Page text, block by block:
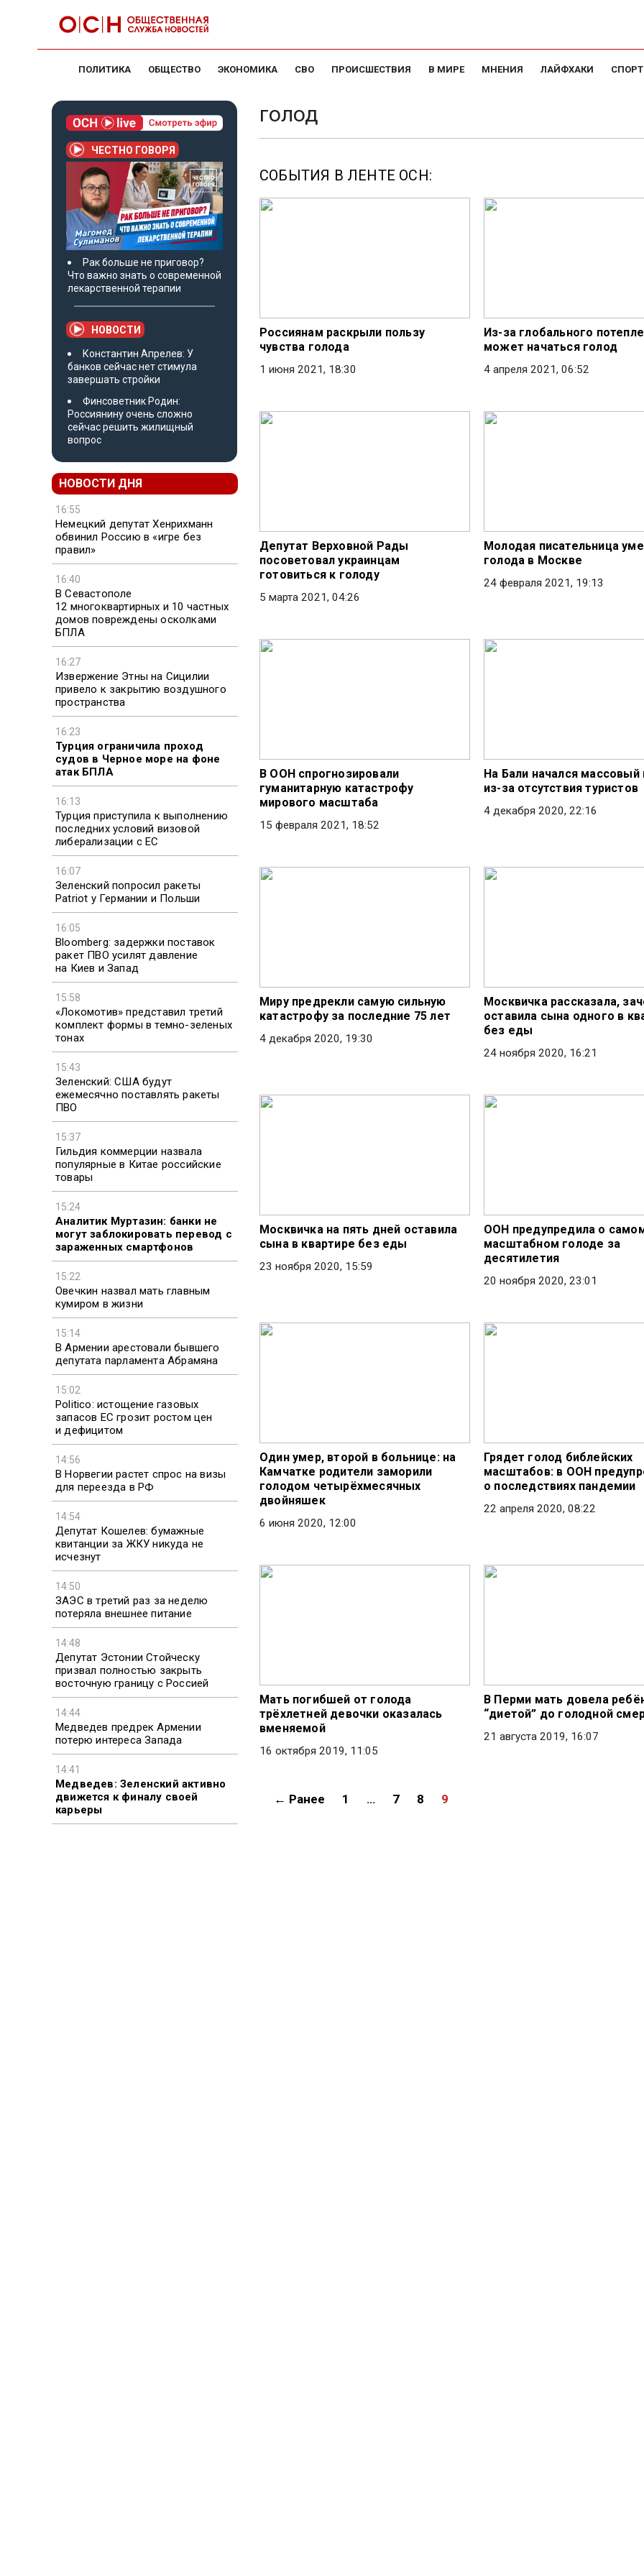
ПОЛИТИКА ОБЩЕСТВО ЭКОНОМИКА СВО ПРОИСШЕСТВИЯ В МИРЕ МНЕНИЯ ЛАЙФХАКИ СПОРТ
ЧЕСТНО ГОВОРЯ
Рак больше не приговор?
Что важно знать о современной
лекарственной терапии
НОВОСТИ
Константин Апрелев: У
банков сейчас нет стимула
завершать стройки
Финсоветник Родин:
Россиянину очень сложно
сейчас решить жилищный
вопрос
НОВОСТИ ДНЯ
16:55
Немецкий депутат Хенрихманн
обвинил Россию в «игре без
правил»
16:40
В Севастополе
12 многоквартирных и 10 частных
домов повреждены осколками
БПЛА
16:27
Извержение Этны на Сицилии
привело к закрытию воздушного
пространства
16:23
Турция ограничила проход
судов в Черное море на фоне
атак БПЛА
16:13
Турция приступила к выполнению
последних условий визовой
либерализации с ЕС
16:07
Зеленский попросил ракеты
Patriot у Германии и Польши
16:05
Bloomberg: задержки поставок
ракет ПВО усилят давление
на Киев и Запад
15:58
«Локомотив» представил третий
комплект формы в темно-зеленых
тонах
15:43
Зеленский: США будут
ежемесячно поставлять ракеты
ПВО
15:37
Гильдия коммерции назвала
популярные в Китае российские
товары
15:24
Аналитик Муртазин: банки не
могут заблокировать перевод с
зараженных смартфонов
15:22
Овечкин назвал мать главным
кумиром в жизни
15:14
В Армении арестовали бывшего
депутата парламента Абрамяна
15:02
Politico: истощение газовых
запасов ЕС грозит ростом цен
и дефицитом
14:56
В Норвегии растет спрос на визы
для переезда в РФ
14:54
Депутат Кошелев: бумажные
квитанции за ЖКУ никуда не
исчезнут
14:50
ЗАЭС в третий раз за неделю
потеряла внешнее питание
14:48
Депутат Эстонии Стойческу
призвал полностью закрыть
восточную границу с Россией
14:44
Медведев предрек Армении
потерю интереса Запада
14:41
Медведев: Зеленский активно
движется к финалу своей
карьеры
голод
СОБЫТИЯ В ЛЕНТЕ ОСН:
Россиянам раскрыли пользу
чувства голода
1 июня 2021, 18:30
Из-за глобального
может начаться голод
4 апреля 2021, 06:52
Депутат Верховной Рады
посоветовал украинцам
готовиться к голоду
5 марта 2021, 04:26
Молодая писательница
голода в Москве
24 февраля 2021, 19:13
В ООН спрогнозировали
гуманитарную катастрофу
мирового масштаба
15 февраля 2021, 18:52
На Бали начался массовый
из-за отсутствия туристов
4 декабря 2020, 22:16
Миру предрекли самую сильную
катастрофу за последние 75 лет
4 декабря 2020, 19:30
Москвичка рассказала,
оставила сына одного в
без еды
24 ноября 2020, 16:21
Москвичка на пять дней оставила
сына в квартире без еды
23 ноября 2020, 15:59
ООН предупредила о
масштабном голоде за
десятилетия
20 ноября 2020, 23:01
Один умер, второй в больнице: на
Камчатке родители заморили
голодом четырёхмесячных
двойняшек
6 июня 2020, 12:00
Грядет голод библейских
масштабов: в ООН
о последствиях пандемии
22 апреля 2020, 08:22
Мать погибшей от голода
трёхлетней девочки оказалась
вменяемой
16 октября 2019, 11:05
В Перми мать довела
“диетой” до голодной
21 августа 2019, 16:07
← Ранее 1 … 7 8 9